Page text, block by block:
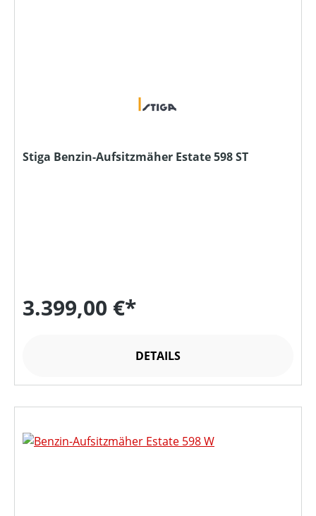
Stiga Benzin-Aufsitzmäher Estate 598 ST
3.399,00 €*
DETAILS